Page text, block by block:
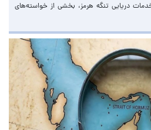
دریایی تنگه هرمز، بخشی از خواسته‌های